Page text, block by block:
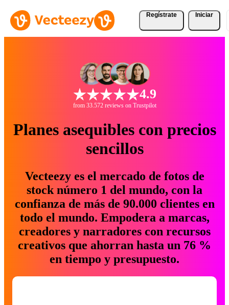
Regístrate Iniciar
4.9
from 33.572 reviews on Trustpilot
Planes asequibles con precios
sencillos
Vecteezy es el mercado de fotos de
stock número 1 del mundo, con la
confianza de más de 90.000 clientes en
todo el mundo. Empodera a marcas,
creadores y narradores con recursos
creativos que ahorran hasta un 76 %
en tiempo y presupuesto.